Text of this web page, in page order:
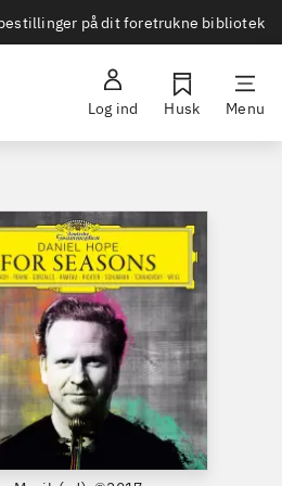
på dit foretrukne bibliotek
Log ind Husk Menu